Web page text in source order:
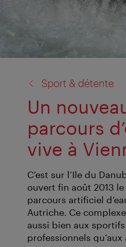
Sport & détente
Un
parcours
vive à
C’est sur l’Ile du
ouvert fin août 2013
parcours artificiel
Autriche. Ce complexe
aussi bien aux sportifs
professionnels qu’aux